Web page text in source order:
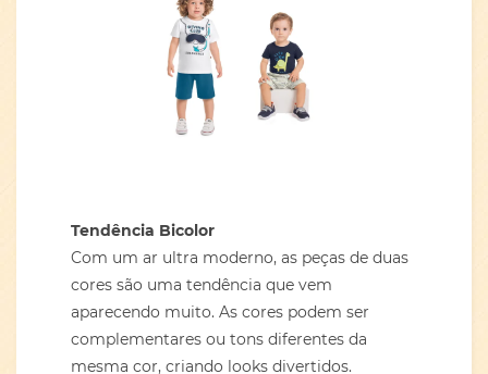
Tendência Bicolor
Com um ar ultra moderno, as peças de duas
cores são uma tendência que vem
aparecendo muito. As cores podem ser
complementares ou tons diferentes da
mesma cor, criando looks divertidos.